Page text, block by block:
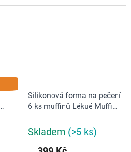
Silikonová forma na pečení
6 ks muffinů Lékué Muffins
Skladem (>5 ks)